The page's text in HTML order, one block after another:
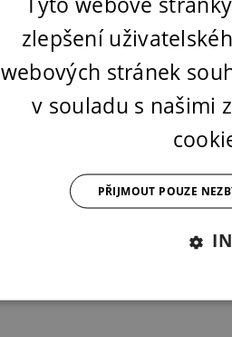
zlepšení
webových stránek
v souladu s našimi
PŘIJMOUT POUZE